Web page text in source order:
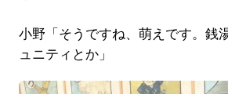
小野「そうですね、萌えです。銭
ュニティとか」